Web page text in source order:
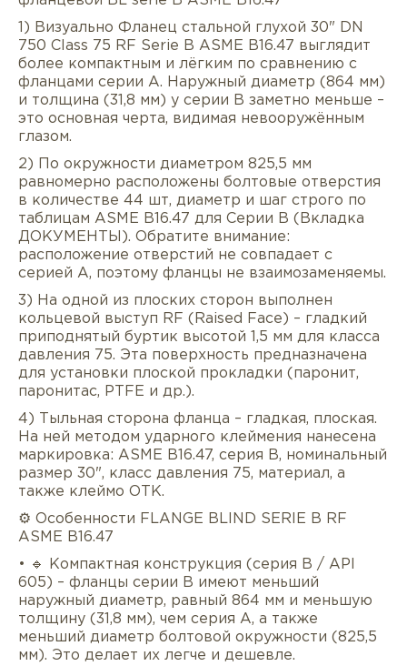
Описание Характеристики
Услуги Оплата/доставка Отзывы/
1) Визуально Фланец стальной глухой 30" DN
750 Class 75 RF Serie B ASME B16.47 выглядит
более компактным и лёгким по сравнению с
фланцами серии A. Наружный диаметр (864 мм)
и толщина (31,8 мм) у серии B заметно меньше –
это основная черта, видимая невооружённым
глазом.
2) По окружности диаметром 825,5 мм
равномерно расположены болтовые отверстия
в количестве 44 шт, диаметр и шаг строго по
таблицам ASME B16.47 для Серии B (Вкладка
ДОКУМЕНТЫ). Обратите внимание:
расположение отверстий не совпадает с
серией A, поэтому фланцы не взаимозаменяемы.
3) На одной из плоских сторон выполнен
кольцевой выступ RF (Raised Face) – гладкий
приподнятый буртик высотой 1,5 мм для класса
давления 75. Эта поверхность предназначена
для установки плоской прокладки (паронит,
паронитас, PTFE и др.).
4) Тыльная сторона фланца – гладкая, плоская.
На ней методом ударного клеймения нанесена
маркировка: ASME B16.47, серия B, номинальный
размер 30", класс давления 75, материал, а
также клеймо ОТК.
⚙️ Особенности FLANGE BLIND SERIE B RF
ASME B16.47
• 🔹 Компактная конструкция (серия B / API
605) – фланцы серии B имеют меньший
наружный диаметр, равный 864 мм и меньшую
толщину (31,8 мм), чем серия A, а также
меньший диаметр болтовой окружности (825,5
мм). Это делает их легче и дешевле.